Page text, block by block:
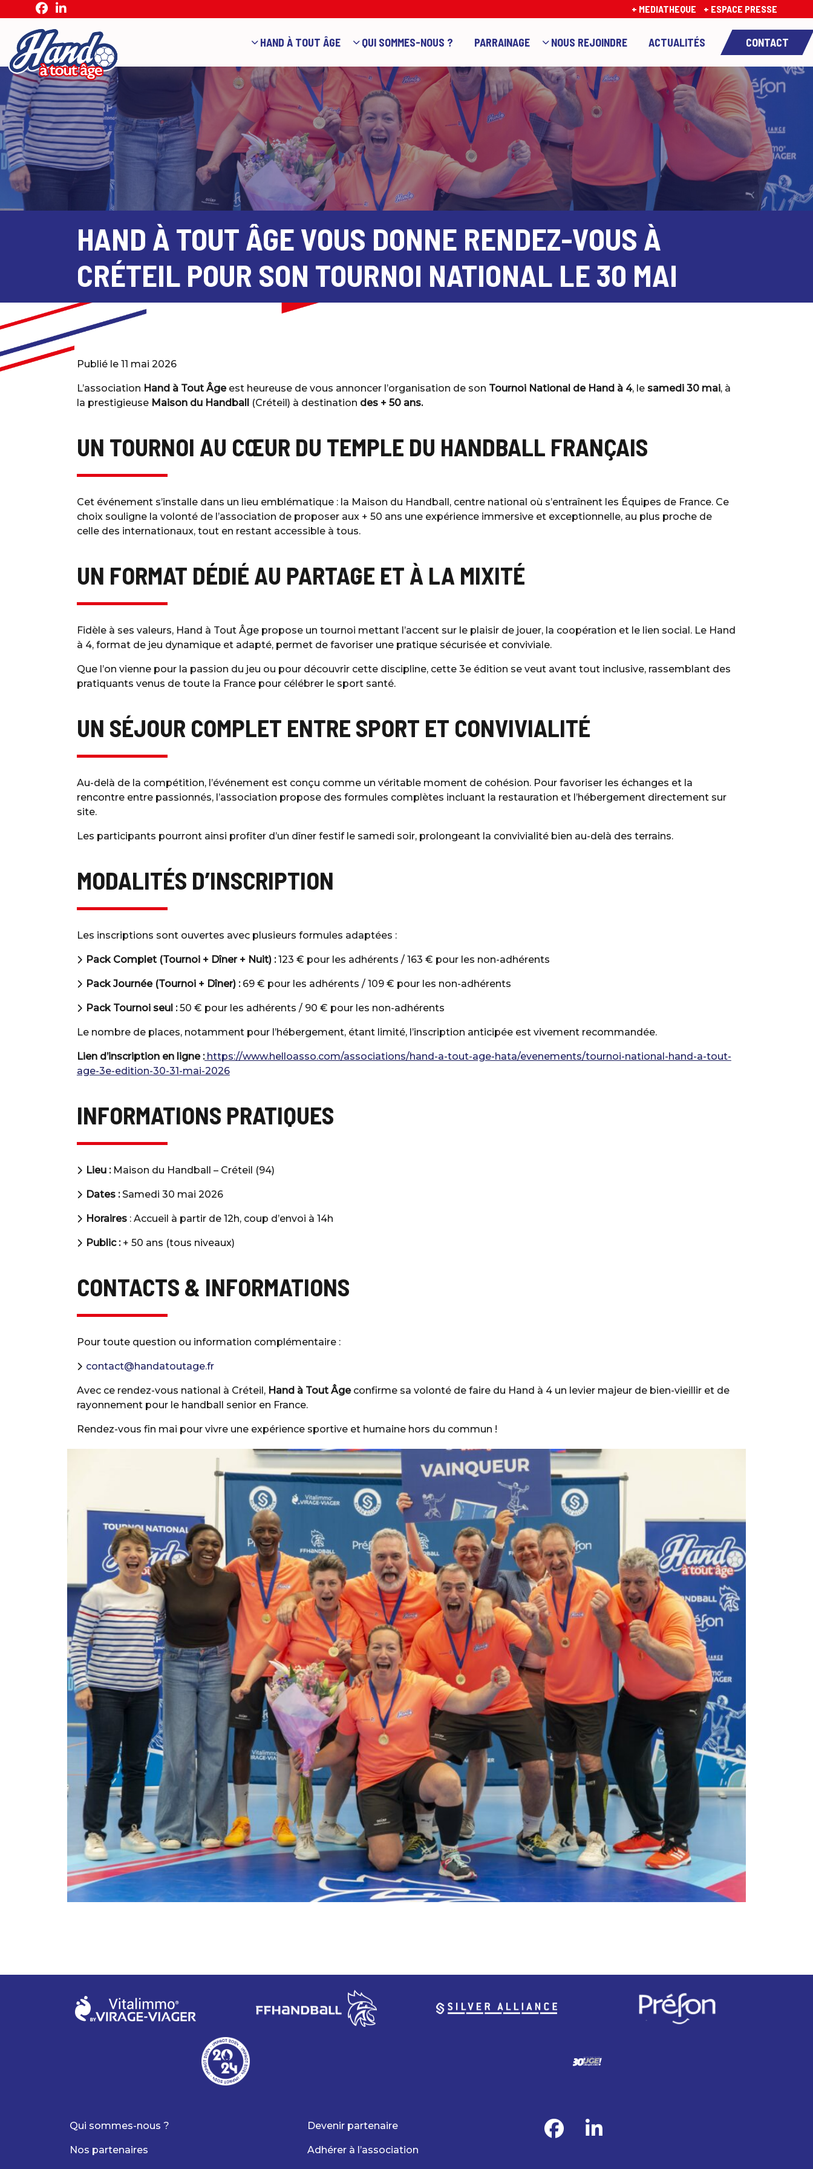
+ MEDIATHEQUE + ESPACE PRESSE
HAND À TOUT ÂGE QUI SOMMES-NOUS ? PARRAINAGE NOUS REJOINDRE ACTUALITÉS CONTACT
HAND À TOUT ÂGE VOUS DONNE RENDEZ-VOUS À
CRÉTEIL POUR SON TOURNOI NATIONAL LE 30 MAI
Publié le 11 mai 2026
L’association Hand à Tout Âgeest heureuse de vous annoncer l’organisation de son Tournoi National de Hand à 4, le samedi 30 mai, à
la prestigieuse Maison du Handball (Créteil) à destination des + 50 ans.
UN TOURNOI AU CŒUR DU TEMPLE DU HANDBALL FRANÇAIS
Cet événement s’installe dans un lieu emblématique : la Maison du Handball, centre national où s’entraînent les Équipes de France. Ce
choix souligne la volonté de l’association de proposer aux + 50 ans une expérience immersive et exceptionnelle, au plus proche de
celle des internationaux, tout en restant accessible à tous.
UN FORMAT DÉDIÉ AU PARTAGE ET À LA MIXITÉ
Fidèle à ses valeurs, Hand à Tout Âge propose un tournoi mettant l’accent sur le plaisir de jouer, la coopération et le lien social. Le Hand
à 4, format de jeu dynamique et adapté, permet de favoriser une pratique sécurisée et conviviale.
Que l’on vienne pour la passion du jeu ou pour découvrir cette discipline, cette 3e édition se veut avant tout inclusive, rassemblant des
pratiquants venus de toute la France pour célébrer le sport santé.
UN SÉJOUR COMPLET ENTRE SPORT ET CONVIVIALITÉ
Au-delà de la compétition, l’événement est conçu comme un véritable moment de cohésion. Pour favoriser les échanges et la
rencontre entre passionnés, l’association propose des formules complètes incluant la restauration et l’hébergement directement sur
site.
Les participants pourront ainsi profiter d’un dîner festif le samedi soir, prolongeant la convivialité bien au-delà des terrains.
MODALITÉS D’INSCRIPTION
Les inscriptions sont ouvertes avec plusieurs formules adaptées :
Pack Complet (Tournoi + Dîner + Nuit) :123 € pour les adhérents / 163 € pour les non-adhérents
Pack Journée (Tournoi + Dîner) :69 € pour les adhérents / 109 € pour les non-adhérents
Pack Tournoi seul :50 € pour les adhérents / 90 € pour les non-adhérents
Le nombre de places, notamment pour l’hébergement, étant limité, l’inscription anticipée est vivement recommandée.
Lien d’inscription en ligne :https://www.helloasso.com/associations/hand-a-tout-age-hata/evenements/tournoi-national-hand-a-tout-
age-3e-edition-30-31-mai-2026
INFORMATIONS PRATIQUES
Lieu :Maison du Handball – Créteil (94)
Dates :Samedi 30 mai 2026
Horaires: Accueil à partir de 12h, coup d’envoi à 14h
Public :+ 50 ans (tous niveaux)
CONTACTS & INFORMATIONS
Pour toute question ou information complémentaire :
contact@handatoutage.fr
Avec ce rendez-vous national à Créteil, Hand à Tout Âgeconfirme sa volonté de faire du Hand à 4 un levier majeur de bien-vieillir et de
rayonnement pour le handball senior en France.
Rendez-vous fin mai pour vivre une expérience sportive et humaine hors du commun !
Qui sommes-nous ?
Nos partenaires
Devenir partenaire
Adhérer à l’association